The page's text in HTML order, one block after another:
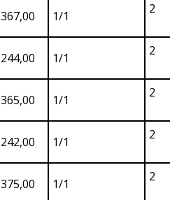
367,00 1/1 2
244,00 1/1 2
365,00 1/1 2
242,00 1/1 2
375,00 1/1 2